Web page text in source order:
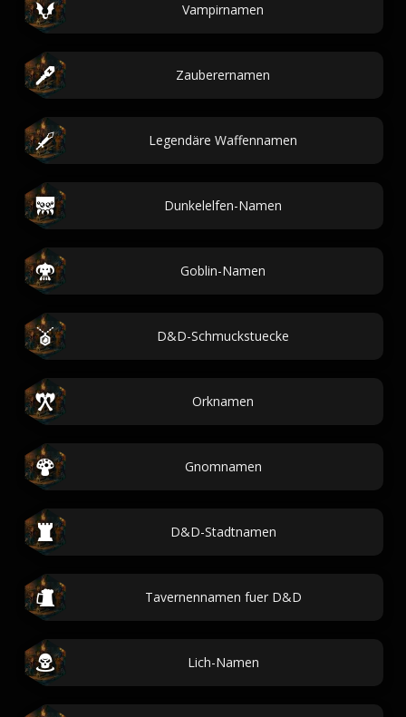
Vampirnamen
Zauberernamen
Legendäre Waffennamen
Dunkelelfen-Namen
Goblin-Namen
D&D-Schmuckstuecke
Orknamen
Gnomnamen
D&D-Stadtnamen
Tavernennamen fuer D&D
Lich-Namen